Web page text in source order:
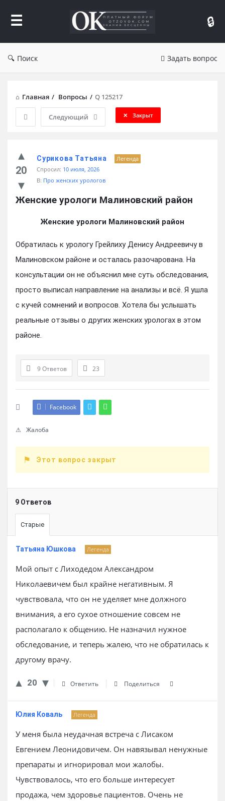
Отзывы
Поиск Задать вопрос
Главная / Вопросы / Q 125217
Следующий Закрыт
20
Сурикова Татьяна
Легенда
Спросил: 10 июля, 2026
В: Про женских урологов
Женские урологи Малиновский район
Женские урологи Малиновский район
Обратилась к урологу Грейлиху Денису Андреевичу в
Малиновском районе и осталась разочарована. На
консультации он не объяснил мне суть обследования,
просто выписал направление на анализы и всё. Я ушла
с кучей сомнений и вопросов. Хотела бы услышать
реальные отзывы о других женских урологах в этом
районе.
9 Ответов 23
Facebook
Жалоба
Этот вопрос закрыт
9 Ответов
Старые
Татьяна Юшкова Легенда
Мой опыт с Лиходедом Александром
Николаевичем был крайне негативным. Я
чувствовала, что он не уделяет мне должного
внимания, а его сухое отношение совсем не
располагало к общению. Не назначил нужное
обследование, и теперь жалею, что не обратилась к
другому врачу.
20 Ответить Поделиться
Юлия Коваль Легенда
У меня была неудачная встреча с Лисаком
Евгением Леонидовичем. Он навязывал ненужные
препараты и игнорировал мои жалобы.
Чувствовалось, что его больше интересует
продажа, чем здоровье пациентов. Очень не